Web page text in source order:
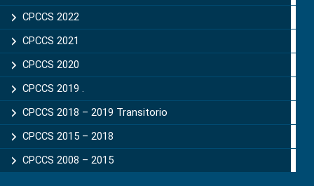
CPCCS 2022
CPCCS 2021
CPCCS 2020
CPCCS 2019 .
CPCCS 2018 – 2019 Transitorio
CPCCS 2015 – 2018
CPCCS 2008 – 2015